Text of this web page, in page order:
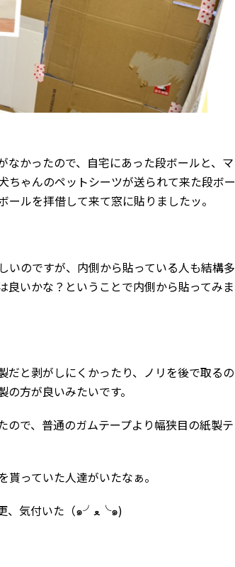
なかったので、自宅にあった段ボールと、マ
ちゃんのペットシーツが送られて来た段ボー
ルを拝借して来て窓に貼りましたッ。
いのですが、内側から貼っている人も結構多
良いかな？ということで内側から貼ってみま
だと剥がしにくかったり、ノリを後で取るの
方が良いみたいです。
ので、普通のガムテープより幅狭目の紙製テ
っていた人達がいたなぁ。
養生の為に貰ってたんだぁ〜。と、今更、気付いた（๑╯ﻌ╰๑)